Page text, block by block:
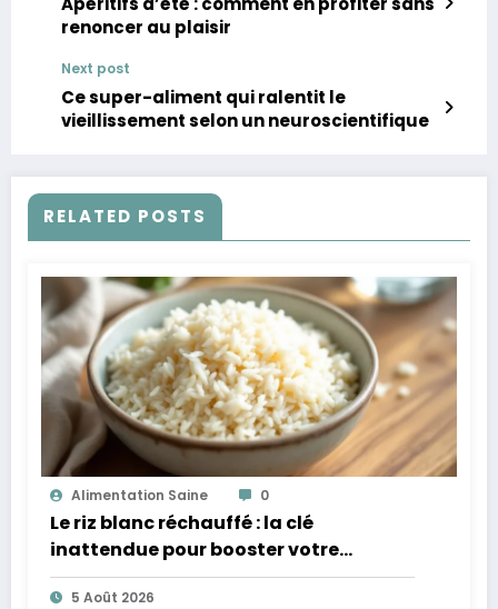
renoncer au plaisir
Next post
Ce super-aliment qui ralentit le
vieillissement selon un neuroscientifique
RELATED POSTS
Alimentation Saine 0
Le riz blanc réchauffé : la clé
inattendue pour booster votre
microbiote
5 Août 2026